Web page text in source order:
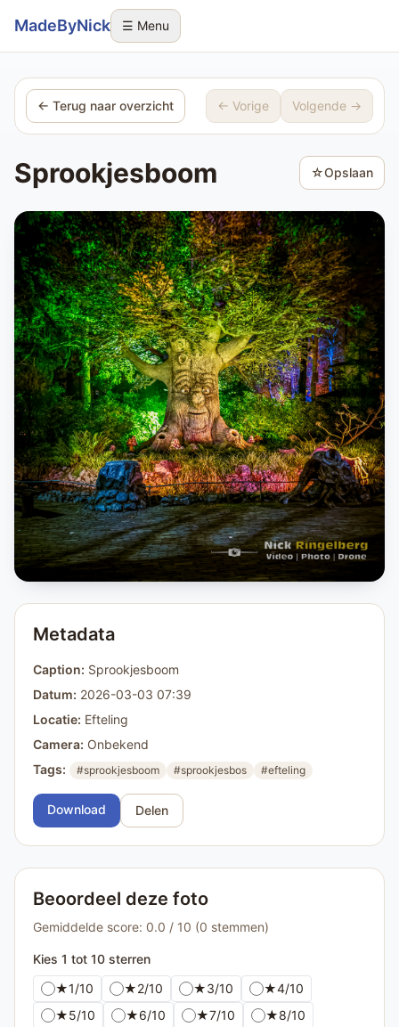
Sla navigatie over
MadeByNick ☰ Menu
← Terug naar overzicht ← Vorige Volgende →
Sprookjesboom ☆Opslaan
Metadata
Caption: Sprookjesboom
Datum: 2026-03-03 07:39
Locatie: Efteling
Camera: Onbekend
Tags:
#sprookjesboom #sprookjesbos #efteling
Download Delen
Beoordeel deze foto
Gemiddelde score: 0.0 / 10 (0 stemmen)
Kies 1 tot 10 sterren
★1/10 ★2/10 ★3/10 ★4/10
★5/10 ★6/10 ★7/10 ★8/10